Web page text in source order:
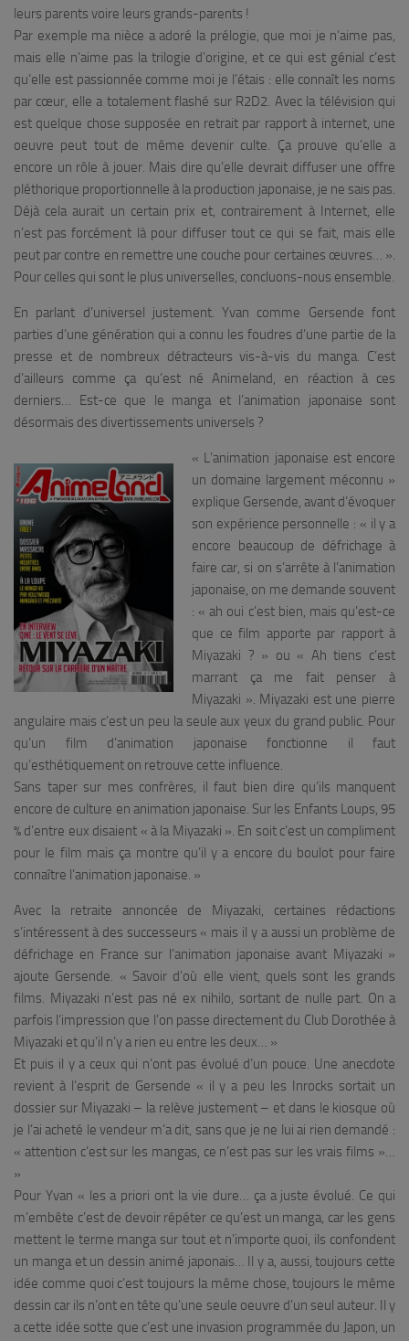
leurs parents voire leurs grands-parents !
Par exemple ma nièce a adoré la prélogie, que moi je n’aime pas,
mais elle n’aime pas la trilogie d’origine, et ce qui est génial c’est
qu’elle est passionnée comme moi je l’étais : elle connaît les noms
par cœur, elle a totalement flashé sur R2D2. Avec la télévision qui
est quelque chose supposée en retrait par rapport à internet, une
oeuvre peut tout de même devenir culte. Ça prouve qu’elle a
encore un rôle à jouer. Mais dire qu’elle devrait diffuser une offre
pléthorique proportionnelle à la production japonaise, je ne sais pas.
Déjà cela aurait un certain prix et, contrairement à Internet, elle
n’est pas forcément là pour diffuser tout ce qui se fait, mais elle
peut par contre en remettre une couche pour certaines œuvres… ».
Pour celles qui sont le plus universelles, concluons-nous ensemble.
En parlant d’universel justement. Yvan comme Gersende font
parties d’une génération qui a connu les foudres d’une partie de la
presse et de nombreux détracteurs vis-à-vis du manga. C’est
d’ailleurs comme ça qu’est né Animeland, en réaction à ces
derniers… Est-ce que le manga et l’animation japonaise sont
désormais des divertissements universels ?
« L’animation japonaise est encore
un domaine largement méconnu »
explique Gersende, avant d’évoquer
son expérience personnelle : « il y a
encore beaucoup de défrichage à
faire car, si on s’arrête à l’animation
japonaise, on me demande souvent
: « ah oui c’est bien, mais qu’est-ce
que ce film apporte par rapport à
Miyazaki ? » ou « Ah tiens c’est
marrant ça me fait penser à
Miyazaki ». Miyazaki est une pierre
angulaire mais c’est un peu la seule aux yeux du grand public. Pour
qu’un film d’animation japonaise fonctionne il faut
qu’esthétiquement on retrouve cette influence.
Sans taper sur mes confrères, il faut bien dire qu’ils manquent
encore de culture en animation japonaise. Sur les Enfants Loups, 95
% d’entre eux disaient « à la Miyazaki ». En soit c’est un compliment
pour le film mais ça montre qu’il y a encore du boulot pour faire
connaître l’animation japonaise. »
Avec la retraite annoncée de Miyazaki, certaines rédactions
s’intéressent à des successeurs « mais il y a aussi un problème de
défrichage en France sur l’animation japonaise avant Miyazaki »
ajoute Gersende. « Savoir d’où elle vient, quels sont les grands
films. Miyazaki n’est pas né ex nihilo, sortant de nulle part. On a
parfois l’impression que l’on passe directement du Club Dorothée à
Miyazaki et qu’il n’y a rien eu entre les deux… »
Et puis il y a ceux qui n’ont pas évolué d’un pouce. Une anecdote
revient à l’esprit de Gersende « il y a peu les Inrocks sortait un
dossier sur Miyazaki – la relève justement – et dans le kiosque où
je l’ai acheté le vendeur m’a dit, sans que je ne lui ai rien demandé :
« attention c’est sur les mangas, ce n’est pas sur les vrais films »…
»
Pour Yvan « les a priori ont la vie dure… ça a juste évolué. Ce qui
m’embête c’est de devoir répéter ce qu’est un manga, car les gens
mettent le terme manga sur tout et n’importe quoi, ils confondent
un manga et un dessin animé japonais… Il y a, aussi, toujours cette
idée comme quoi c’est toujours la même chose, toujours le même
dessin car ils n’ont en tête qu’une seule oeuvre d’un seul auteur. Il y
a cette idée sotte que c’est une invasion programmée du Japon, un